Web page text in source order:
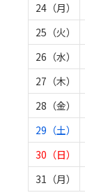
24（月）
25（火）
26（水）
27（木）
28（金）
29（土）
30（日）
31（月）